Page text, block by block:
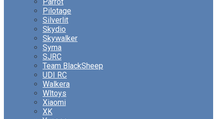
Pilotage
Silverlit
Skydio
Skywalker
Syma
SJRC
Team BlackSheep
UDI RC
Walkera
Wltoys
Xiaomi
XK